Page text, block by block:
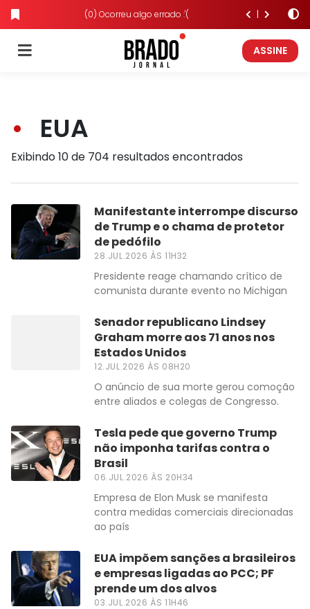
(0) Ocorreu algo errado :'(
ASSINE
EUA
Exibindo 10 de 704 resultados encontrados
Manifestante interrompe discurso
de Trump e o chama de protetor
de pedófilo
28.JUL.2026 ÀS 11H32
Presidente reage chamando crítico de
comunista durante evento no Michigan
Senador republicano Lindsey
Graham morre aos 71 anos nos
Estados Unidos
12.JUL.2026 ÀS 08H20
O anúncio de sua morte gerou comoção
entre aliados e colegas de Congresso.
Tesla pede que governo Trump
não imponha tarifas contra o
Brasil
06.JUL.2026 ÀS 20H34
Empresa de Elon Musk se manifesta
contra medidas comerciais direcionadas
ao país
EUA impõem sanções a brasileiros
e empresas ligadas ao PCC; PF
prende um dos alvos
03.JUL.2026 ÀS 11H46